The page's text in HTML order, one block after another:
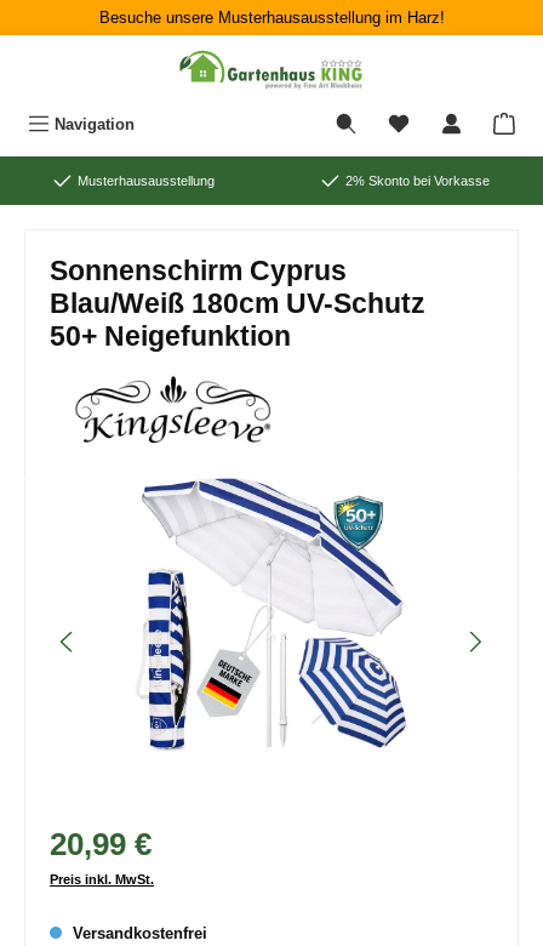
Zum Hauptinhalt springenBesuche unsere Musterhausausstellung im Harz!
Navigation
Musterhausausstellung 2% Skonto bei Vorkasse
Sonnenschirm Cyprus
Blau/Weiß 180cm UV-Schutz
50+ Neigefunktion
Bildergalerie überspringen
20,99 €
Preis inkl. MwSt.
Versandkostenfrei